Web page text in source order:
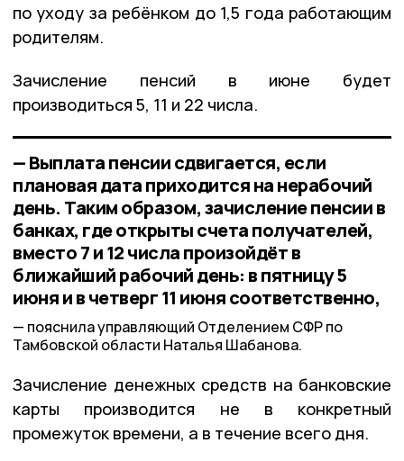
по уходу за ребёнком до 1,5 года работающим
родителям.
Зачисление пенсий в июне будет
производиться 5, 11 и 22 числа.
— Выплата пенсии сдвигается, если
плановая дата приходится на нерабочий
день. Таким образом, зачисление пенсии в
банках, где открыты счета получателей,
вместо 7 и 12 числа произойдёт в
ближайший рабочий день: в пятницу 5
июня и в четверг 11 июня соответственно,
пояснила управляющий Отделением СФР по
Тамбовской области Наталья Шабанова.
Зачисление денежных средств на банковские
карты производится не в конкретный
промежуток времени, а в течение всего дня.